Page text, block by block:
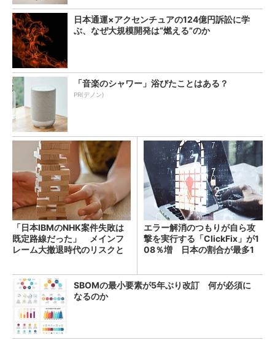
日本通運×アクセンチュアの124億円訴訟に学
ぶ、なぜ大規模開発は“燃える”のか
「音楽のシャワー」浴びたことはある？
PR(デノン)
「日本IBMのNHK案件失敗は
既定路線だった」 メインフ
レーム大撤退時代のリスクと
エラー解消のつもりが自ら攻
撃を実行する「ClickFix」が1
08％増 日本の割合が最多1
SBOMの最小要素が5年ぶり改訂 何が必須に
なるのか